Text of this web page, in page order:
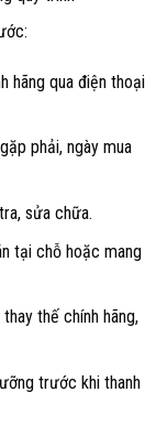
hãng qua điện thoại
phải, ngày mua
sửa chữa.
tại chỗ hoặc mang
thế chính hãng,
trước khi thanh